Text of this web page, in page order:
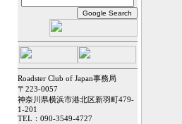
Roadster Club of Japan事務局
〒223-0057
神奈川県横浜市港北区新羽町479-
1-201
TEL：090-3549-4727